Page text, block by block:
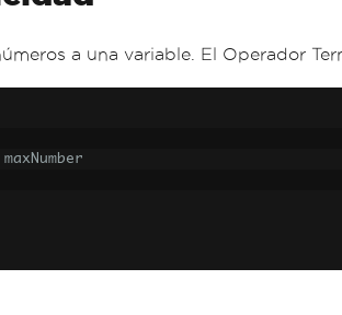
a una variable. El Operador